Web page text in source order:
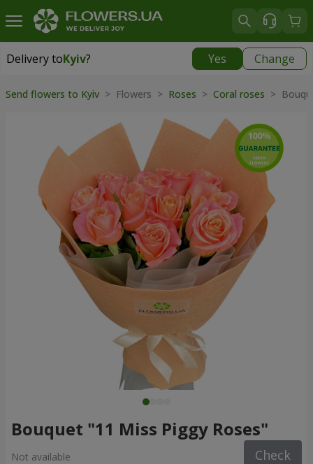
Delivery toKyiv? Yes Change
Delivery toKyiv
Send flowers to Kyiv > Flowers > Roses > Coral roses >
Bouquet "11 Miss Piggy Roses"
Not available Check